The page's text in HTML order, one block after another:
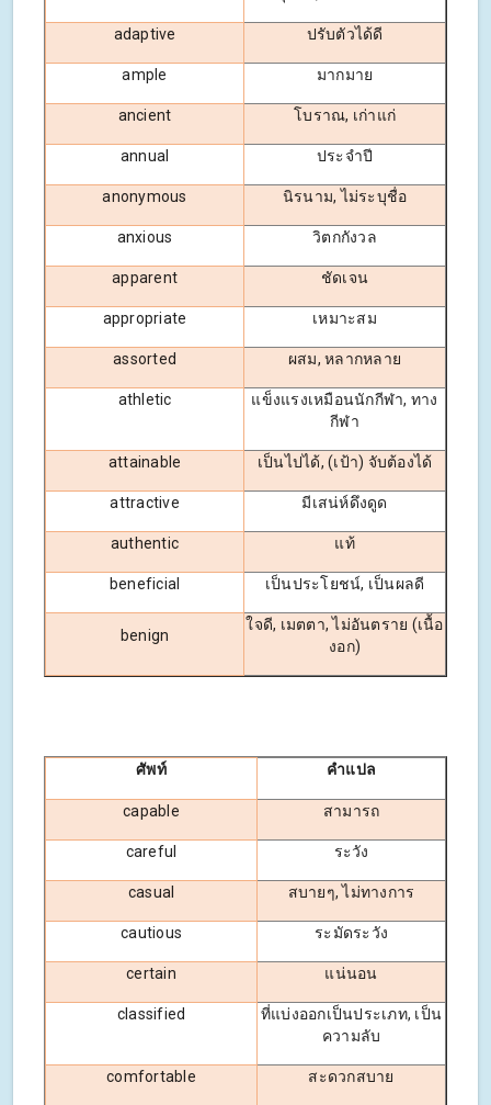
adaptive ปรับตัวได้ดี
ample มากมาย
ancient โบราณ, เก่าแก่
annual ประจำปี
anonymous นิรนาม, ไม่ระบุชื่อ
anxious วิตกกังวล
apparent ชัดเจน
appropriate เหมาะสม
assorted ผสม, หลากหลาย
athletic
แข็งแรงเหมือนนักกีฬา, ทาง
กีฬา
attainable เป็นไปได้, (เป้า) จับต้องได้
attractive มีเสน่ห์ดึงดูด
authentic แท้
beneficial เป็นประโยชน์, เป็นผลดี
benign
ใจดี, เมตตา, ไม่อันตราย (เนื้อ
งอก)
ศัพท์ คำแปล
capable สามารถ
careful ระวัง
casual สบายๆ, ไม่ทางการ
cautious ระมัดระวัง
certain แน่นอน
classified
ที่แบ่งออกเป็นประเภท, เป็น
ความลับ
comfortable สะดวกสบาย